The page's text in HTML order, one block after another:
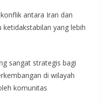
antara Iran dan
yang lebih
sangat strategis bagi
di wilayah
komunitas